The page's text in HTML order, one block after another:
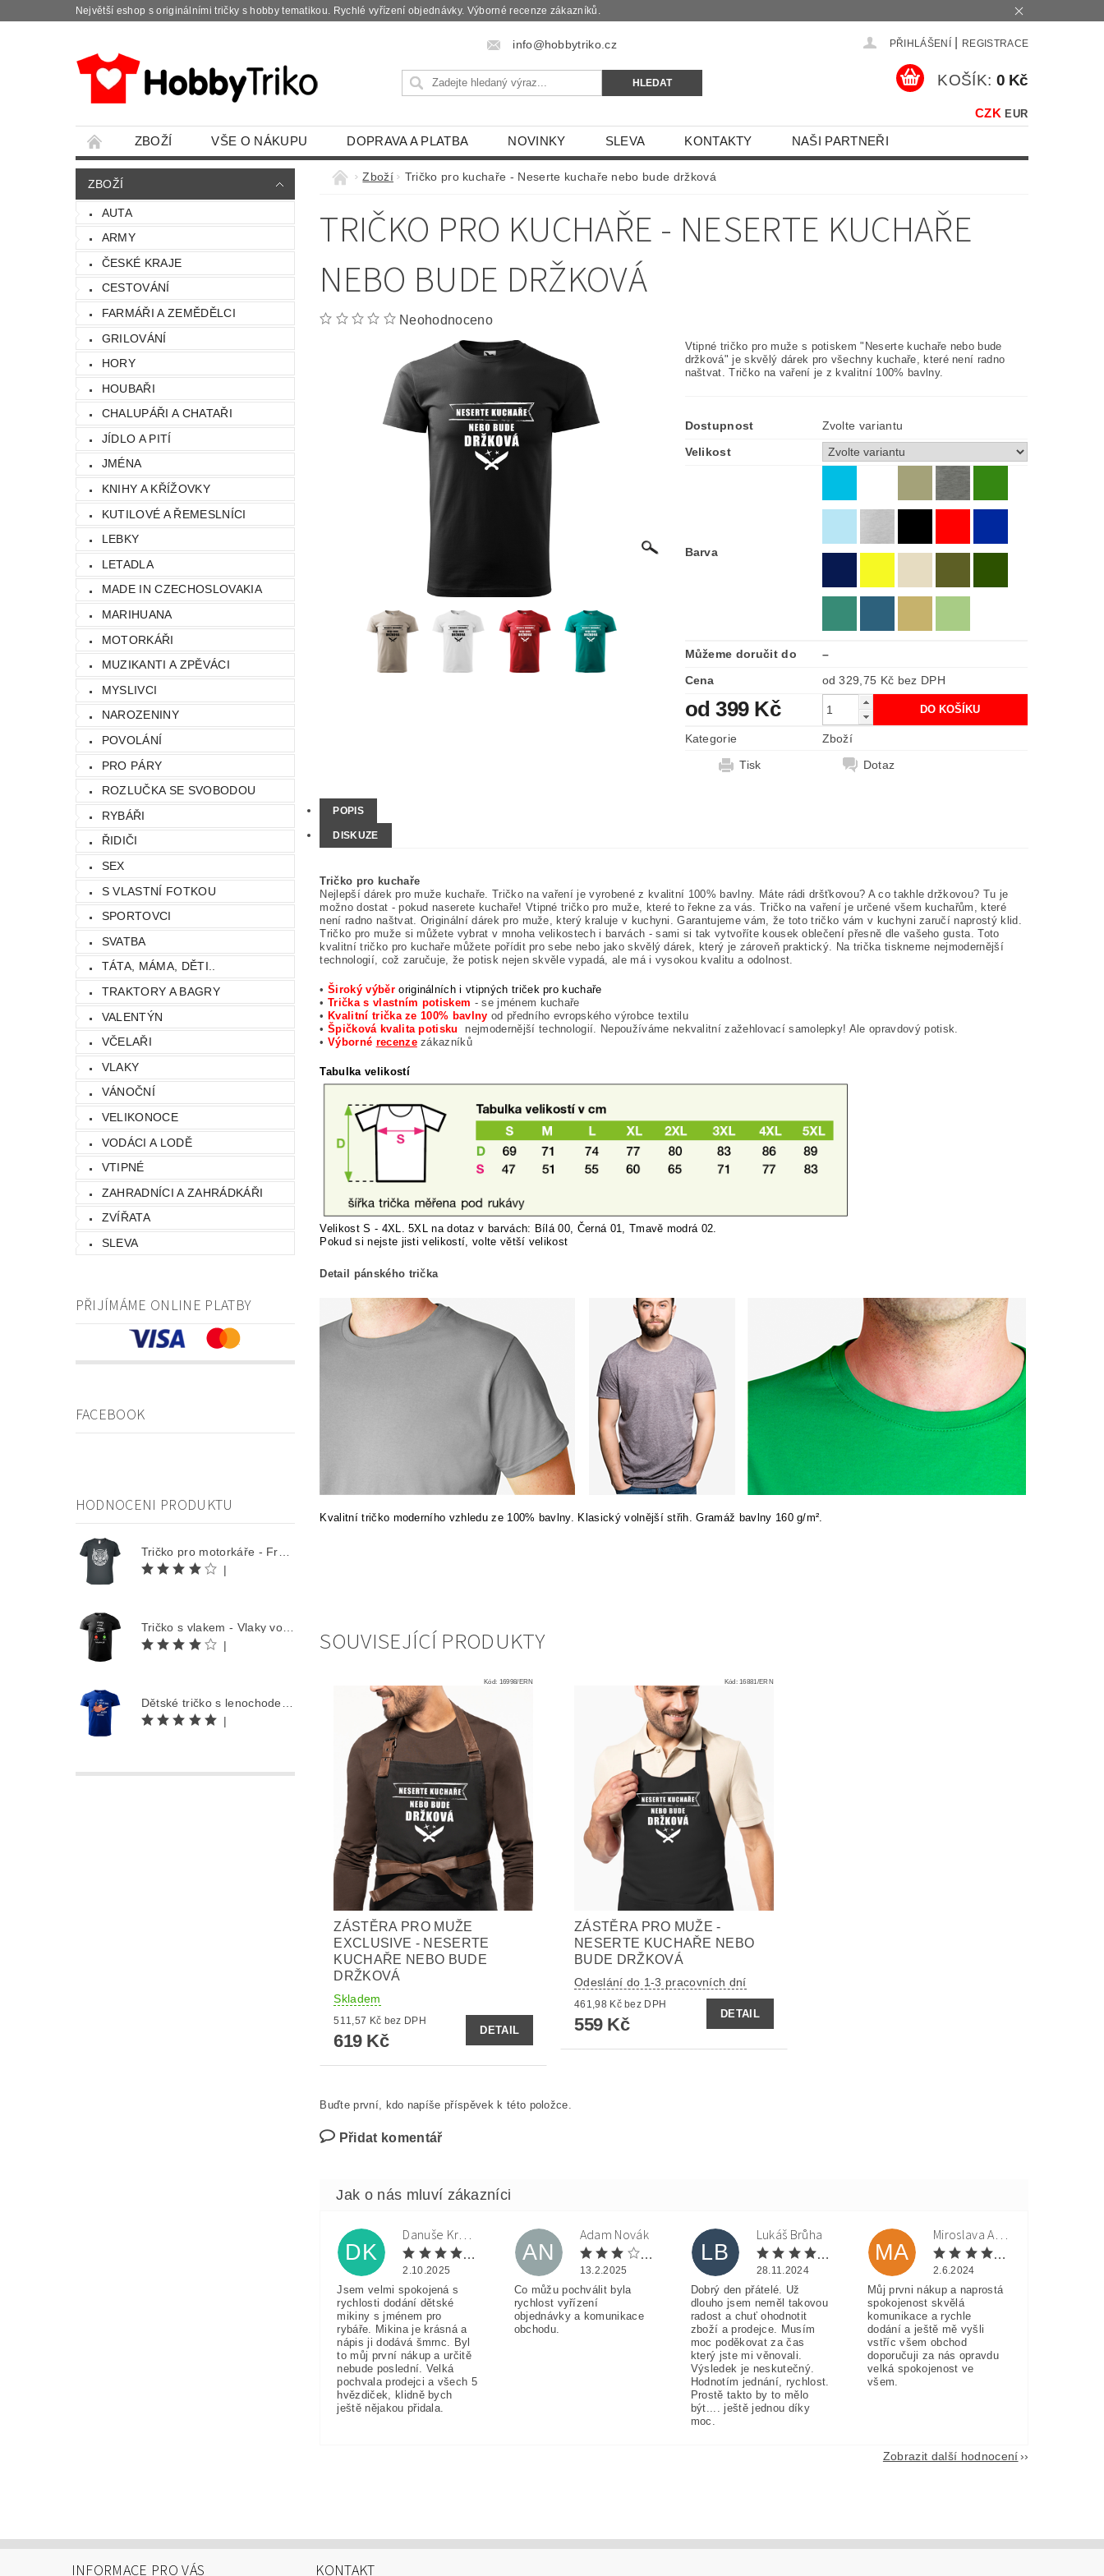
Největší eshop s originálními tričky s hobby tematikou. Rychlé vyřízení objednávky. Výborné recenze zákazníků.
info@hobbytriko.cz PŘIHLÁŠENÍ REGISTRACE
CZK EUR
KOŠÍK: 0 Kč
ZBOŽÍ VŠE O NÁKUPU DOPRAVA A PLATBA NOVINKY SLEVA KONTAKTY NAŠI PARTNEŘI
ZBOŽÍ
AUTA
ARMY
ČESKÉ KRAJE
CESTOVÁNÍ
FARMÁŘI A ZEMĚDĚLCI
GRILOVÁNÍ
HORY
HOUBAŘI
CHALUPÁŘI A CHATAŘI
JÍDLO A PITÍ
JMÉNA
KNIHY A KŘÍŽOVKY
KUTILOVÉ A ŘEMESLNÍCI
LEBKY
LETADLA
MADE IN CZECHOSLOVAKIA
MARIHUANA
MOTORKÁŘI
MUZIKANTI A ZPĚVÁCI
MYSLIVCI
NAROZENINY
POVOLÁNÍ
PRO PÁRY
ROZLUČKA SE SVOBODOU
RYBÁŘI
ŘIDIČI
SEX
S VLASTNÍ FOTKOU
SPORTOVCI
SVATBA
TÁTA, MÁMA, DĚTI..
TRAKTORY A BAGRY
VALENTÝN
VČELAŘI
VLAKY
VÁNOČNÍ
VELIKONOCE
VODÁCI A LODĚ
VTIPNÉ
ZAHRADNÍCI A ZAHRÁDKÁŘI
ZVÍŘATA
SLEVA
PŘIJÍMÁME ONLINE PLATBY
FACEBOOK
HODNOCENI PRODUKTU
|
|
|
Zboží Tričko pro kuchaře - Neserte kuchaře nebo bude držková
TRIČKO PRO KUCHAŘE - NESERTE KUCHAŘE
NEBO BUDE DRŽKOVÁ
Neohodnoceno
Vtipné tričko pro muže s potiskem "Neserte kuchaře nebo bude
držková" je skvělý dárek pro všechny kuchaře, které není radno
naštvat. Tričko na vaření je z kvalitní 100% bavlny.
Dostupnost
Zvolte variantu
Velikost
Barva
Můžeme doručit do
–
Cena
od 329,75 Kč bez DPH
od 399 Kč
Kategorie
Zboží
Tisk
Dotaz
POPIS
DISKUZE
Tričko pro kuchaře
Nejlepší dárek pro muže kuchaře. Tričko na vaření je vyrobené z kvalitní 100% bavlny. Máte rádi dršťkovou? A co takhle držkovou? Tu je
možno dostat - pokud naserete kuchaře! Vtipné tričko pro muže, které to řekne za vás. Tričko na vaření je určené všem kuchařům, které
není radno naštvat. Originální dárek pro muže, který kraluje v kuchyni. Garantujeme vám, že toto tričko vám v kuchyni zaručí naprostý klid.
Tričko pro muže si můžete vybrat v mnoha velikostech i barvách - sami si tak vytvoříte kousek oblečení přesně dle vašeho gusta. Toto
kvalitní tričko pro kuchaře můžete pořídit pro sebe nebo jako skvělý dárek, který je zároveň praktický. Na trička tiskneme nejmodernější
technologií, což zaručuje, že potisk nejen skvěle vypadá, ale má i vysokou kvalitu a odolnost.
• Široký výběr originálních ivtipných triček pro kuchaře
•Trička s vlastním potiskem - se jménem kuchaře
•Kvalitní trička ze 100% bavlny od předního evropského výrobce textilu
•Špičková kvalita potisku
nejmodernější technologií. Nepoužíváme nekvalitní zažehlovací samolepky! Ale opravdový potisk.
•Výborné recenzezákazníků
Tabulka velikostí
Velikost S - 4XL. 5XL na dotaz v barvách: Bílá 00, Černá 01, Tmavě modrá 02.
Pokud si nejste jisti velikostí, volte větší velikost
Detail pánského trička
Kvalitní tričko moderního vzhledu ze 100% bavlny. Klasický volnější střih. Gramáž bavlny 160 g/m².
SOUVISEJÍCÍ PRODUKTY
Kód: 16998/ERN
ZÁSTĚRA PRO MUŽE
EXCLUSIVE - NESERTE
KUCHAŘE NEBO BUDE
DRŽKOVÁ
Skladem
511,57 Kč bez DPH
619 Kč
DETAIL
Kód:16881/ERN
ZÁSTĚRA PRO MUŽE -
NESERTE KUCHAŘE NEBO
BUDE DRŽKOVÁ
Odeslání do 1-3 pracovních dní
461,98 Kč bez DPH
559 Kč
DETAIL
Buďte první, kdo napíše příspěvek k této položce.
Přidat komentář
DK
Danuše Krulová
2.10.2025
Jsem velmi spokojená s
rychlosti dodání dětské
mikiny s jménem pro
rybáře. Mikina je krásná a
nápis ji dodává šmrnc. Byl
to můj první nákup a určitě
nebude poslední. Velká
pochvala prodejci a všech 5
hvězdiček, klidně bych
ještě nějakou přidala.
AN
Adam Novák
13.2.2025
Co můžu pochválit byla
rychlost vyřízení
objednávky a komunikace
obchodu.
LB
Lukáš Brůha
28.11.2024
Dobrý den přátelé. Už
dlouho jsem neměl takovou
radost a chuť ohodnotit
zboží a prodejce. Musím
moc poděkovat za čas
který jste mi věnovali.
Výsledek je neskutečný.
Hodnotím jednání, rychlost.
Prostě takto by to mělo
být.... ještě jednou díky
moc.
MA
Miroslava Andorková
2.6.2024
Můj prvni nákup a naprostá
spokojenost skvělá
komunikace a rychle
dodání a ještě mě vyšli
vstříc všem obchod
doporučuji za nás opravdu
velká spokojenost ve
všem.
Zobrazit další hodnocení
INFORMACE PRO VÁS KONTAKT